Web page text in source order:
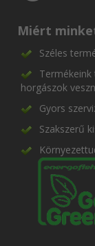
Miért
Széles
horgászok
Gyors
Szakszerű